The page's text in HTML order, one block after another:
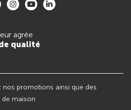
agrée
qualité
promotions ainsi que des
maison